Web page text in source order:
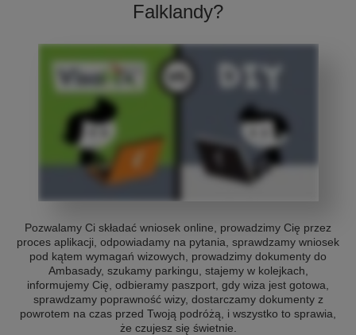
Falklandy?
Pozwalamy Ci składać wniosek online, prowadzimy Cię przez
proces aplikacji, odpowiadamy na pytania, sprawdzamy wniosek
pod kątem wymagań wizowych, prowadzimy dokumenty do
Ambasady, szukamy parkingu, stajemy w kolejkach,
informujemy Cię, odbieramy paszport, gdy wiza jest gotowa,
sprawdzamy poprawność wizy, dostarczamy dokumenty z
powrotem na czas przed Twoją podróżą, i wszystko to sprawia,
że czujesz się świetnie.